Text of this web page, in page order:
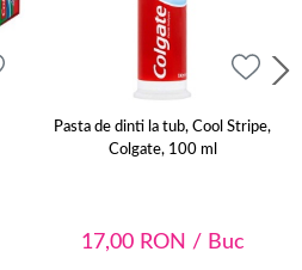
Pasta de dinti la tub, Cool Stripe,
Colgate, 100 ml
17,00 RON / Buc